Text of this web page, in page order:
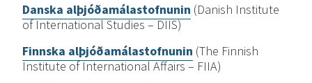
Danska alþjóðamálastofnunin (Danish Institute
of International Studies – DIIS)
Finnska alþjóðamálastofnunin (The Finnish
Institute of International Affairs – FIIA)